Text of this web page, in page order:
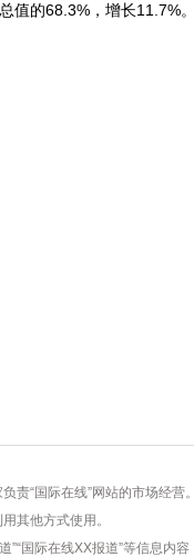
值的68.3%，增长11.7%
责“国际在线”网站的市场经营。
其他方式使用。
”“国际在线XX报道”等信息内